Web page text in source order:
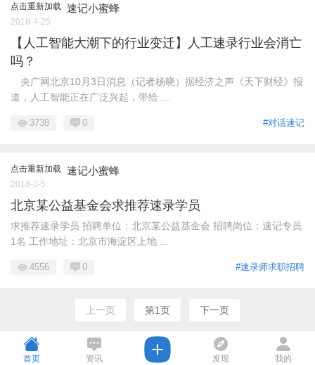
点击重新加载 速记小蜜蜂
2018-4-25
【人工智能大潮下的行业变迁】人工速录行业会消亡
吗？
央广网北京10月3日消息（记者杨晓）据经济之声《天下财经》报
道，人工智能正在广泛兴起，带给 ...
#对话速记
3738 0
点击重新加载 速记小蜜蜂
2018-3-5
北京某公益基金会求推荐速录学员
求推荐速录学员 招聘单位：北京某公益基金会 招聘岗位：速记专员
1名 工作地址：北京市海淀区上地 ...
#速录师求职招聘
4556 0
上一页 第1页 下一页
首页 资讯 发现 我的